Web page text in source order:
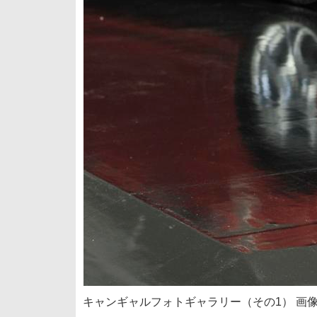
キャンギャルフォトギャラリー（その1） 画